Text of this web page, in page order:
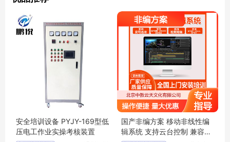
安全培训设备 PYJY-169型低
压电工作业实操考核装置
国产非编方案 移动非线性编
辑系统 支持云台控制 兼容4